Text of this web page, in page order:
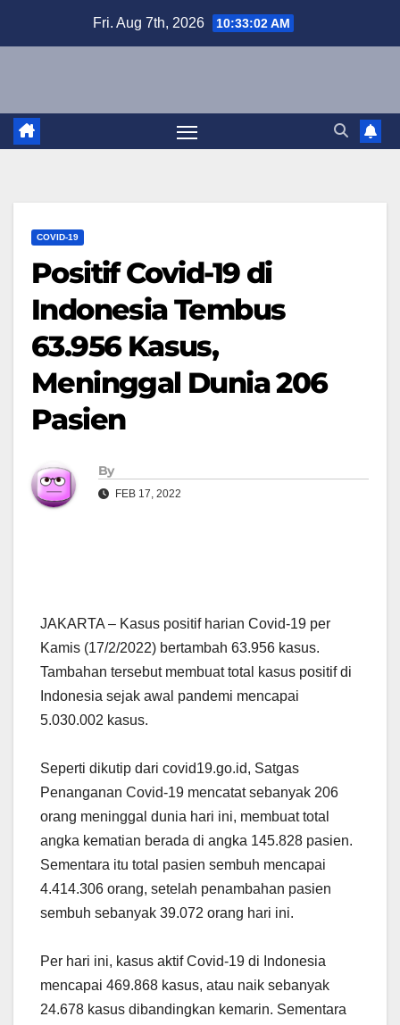
Fri. Aug 7th, 2026 10:33:03 AM
COVID-19
Positif Covid-19 di
Indonesia Tembus
63.956 Kasus,
Meninggal Dunia 206
Pasien
By
FEB 17, 2022
JAKARTA – Kasus positif harian Covid-19 per
Kamis (17/2/2022) bertambah 63.956 kasus.
Tambahan tersebut membuat total kasus positif di
Indonesia sejak awal pandemi mencapai
5.030.002 kasus.
Seperti dikutip dari covid19.go.id, Satgas
Penanganan Covid-19 mencatat sebanyak 206
orang meninggal dunia hari ini, membuat total
angka kematian berada di angka 145.828 pasien.
Sementara itu total pasien sembuh mencapai
4.414.306 orang, setelah penambahan pasien
sembuh sebanyak 39.072 orang hari ini.
Per hari ini, kasus aktif Covid-19 di Indonesia
mencapai 469.868 kasus, atau naik sebanyak
24.678 kasus dibandingkan kemarin. Sementara